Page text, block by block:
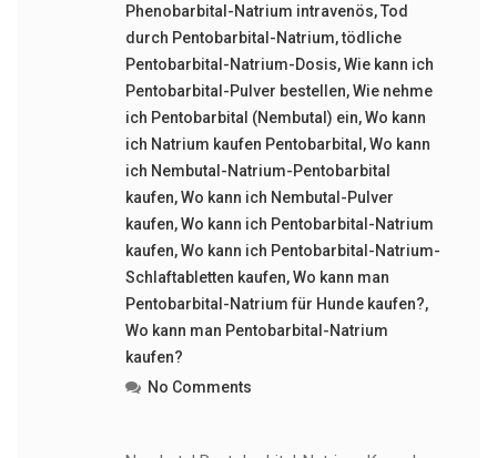
Phenobarbital-Natrium intravenös,Tod
durch Pentobarbital-Natrium,tödliche
Pentobarbital-Natrium-Dosis,Wie kann ich
Pentobarbital-Pulver bestellen,Wie nehme
ich Pentobarbital (Nembutal) ein,Wo kann
ich Natrium kaufen Pentobarbital,Wo kann
ich Nembutal-Natrium-Pentobarbital
kaufen,Wo kann ich Nembutal-Pulver
kaufen,Wo kann ich Pentobarbital-Natrium
kaufen,Wo kann ich Pentobarbital-Natrium-
Schlaftabletten kaufen,Wo kann man
Pentobarbital-Natrium für Hunde kaufen?,
Wo kann man Pentobarbital-Natrium
kaufen?
No Comments